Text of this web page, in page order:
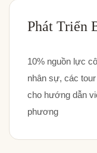
Phát Triển
10% nguồn lực
nhân sự, các
cho hướng dẫn
phương